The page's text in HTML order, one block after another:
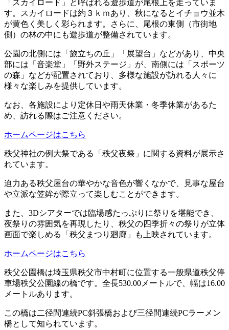
「スカイロード」と呼ばれる遊歩道が尾根上を走っていま
す。スカイロードは約３ｋｍあり、秋になるとイチョウ並木
が黄色く美しく彩られます。さらに、尾根の東側（市街地
側）の林の中にも遊歩道が整備されています。
公園の北側には「旅立ちの丘」「展望台」などがあり、中央
部には「音楽堂」「野外ステージ」が、南側には「スポーツ
の森」などが配置されており、多様な施設が訪れる人々に
様々な楽しみを提供しています。
なお、各施設により定休日や雨天休業・冬季休業があるた
め、訪れる際はご注意ください。
ホームページはこちら
秩父神社の例大祭である「秩父夜祭」に関する資料が展示さ
れています。
迫力ある秩父屋台の華やかな音色が響くなかで、見事な屋台
や立派な笠鉾が際立って楽しむことができます。
また、3Dシアターでは臨場感たっぷりに祭りを堪能でき、
夜祭りの雰囲気を再現したり、秩父の四季折々の祭りが立体
画面で楽しめる「秩父まつり廻廊」も上映されています。
ホームページはこちら
秩父公園橋は埼玉県秩父市中村町に位置する一般県道秩父停
車場秩父公園線の橋です。全長530.00メートルで、幅は16.00
メートルあります。
この橋は二径間連続PC斜張橋および三径間連続PCラーメン
橋として知られています。